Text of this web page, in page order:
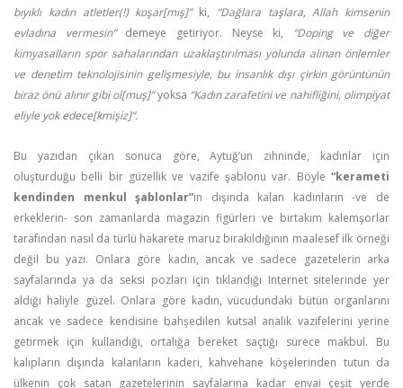
bıyıklı kadın atletler(!) koşar[mış]”ki,
“Dağlara taşlara, Allah kimsenin
evladına vermesin” demeye getiriyor. Neyse ki,
“Doping ve diğer
kimyasalların spor sahalarından uzaklaştırılması yolunda alınan önlemler
ve denetim teknolojisinin gelişmesiyle, bu insanlık dışı çirkin görüntünün
biraz önü alınır gibi ol[muş]”yoksa “Kadın zarafetini ve nahifliğini, olimpiyat
eliyle yok edece[kmişiz]”.
Bu yazıdan çıkan sonuca göre, Aytuğ’un zihninde, kadınlar için
oluşturduğu belli bir güzellik ve vazife şablonu var. Böyle “kerameti
kendinden menkul şablonlar”ın dışında kalan kadınların -ve de
erkeklerin- son zamanlarda magazin figürleri ve birtakım kalemşorlar
tarafından nasıl da türlü hakarete maruz bırakıldığının maalesef ilk örneği
değil bu yazı. Onlara göre kadın, ancak ve sadece gazetelerin arka
sayfalarında ya da seksi pozları için tıklandığı Internet sitelerinde yer
aldığı haliyle güzel. Onlara göre kadın, vücudundaki bütün organlarını
ancak ve sadece kendisine bahşedilen kutsal analık vazifelerini yerine
getirmek için kullandığı, ortalığa bereket saçtığı sürece makbul. Bu
kalıpların dışında kalanların kaderi, kahvehane köşelerinden tutun da
ülkenin çok satan gazetelerinin sayfalarına kadar envai çeşit yerde